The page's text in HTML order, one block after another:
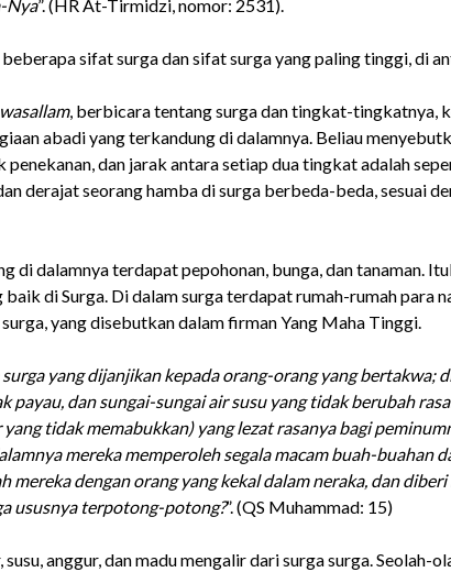
Nya”. (HR At-Tirmidzi, nomor: 2531).
sifat surga dan sifat surga yang paling tinggi, di
, berbicara tentang surga dan tingkat-tingkatnya,
abadi yang terkandung di dalamnya. Beliau
penekanan, dan jarak antara setiap dua tingkat adalah
derajat seorang hamba di surga berbeda-beda, sesuai
di dalamnya terdapat pepohonan, bunga, dan tanaman.
di Surga. Di dalam surga terdapat rumah-rumah para
yang disebutkan dalam firman Yang Maha Tinggi.
yang dijanjikan kepada orang-orang yang bertakwa;
payau, dan sungai-sungai air susu yang tidak berubah
tidak memabukkan) yang lezat rasanya bagi
mereka memperoleh segala macam buah-buahan
mereka dengan orang yang kekal dalam neraka, dan
ususnya terpotong-potong?”. (QS Muhammad: 15)
susu, anggur, dan madu mengalir dari surga surga. Seolah-